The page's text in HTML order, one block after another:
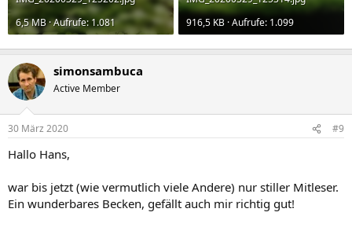
6,5 MB · Aufrufe: 1.081
916,5 KB · Aufrufe: 1.099
simonsambuca
Active Member
30 März 2020 #9
Hallo Hans,
war bis jetzt (wie vermutlich viele Andere) nur stiller Mitleser.
Ein wunderbares Becken, gefällt auch mir richtig gut!